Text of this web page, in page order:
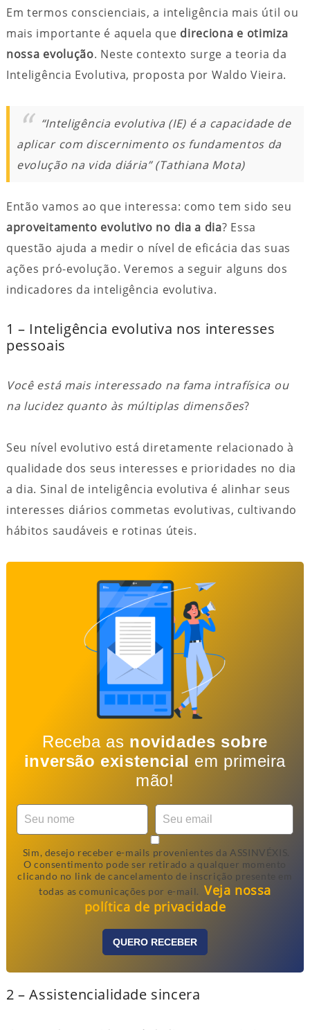
Em termos conscienciais, a inteligência mais útil ou
mais importante é aquela que direciona e otimiza
nossa evolução. Neste contexto surge a teoria da
Inteligência Evolutiva, proposta por Waldo Vieira.
“Inteligência evolutiva (IE) é a capacidade de
aplicar com discernimento os fundamentos da
evolução na vida diária” (Tathiana Mota)
Então vamos ao que interessa: como tem sido seu
aproveitamento evolutivo no dia a dia? Essa
questão ajuda a medir o nível de eficácia das suas
ações pró-evolução. Veremos a seguir alguns dos
indicadores da inteligência evolutiva.
1 – Inteligência evolutiva nos interesses
pessoais
Você está mais interessado na fama intrafísica ou
na lucidez quanto às múltiplas dimensões?
Seu nível evolutivo está diretamente relacionado à
qualidade dos seus interesses e prioridades no dia
a dia. Sinal de inteligência evolutiva é alinhar seus
interesses diários commetas evolutivas, cultivando
hábitos saudáveis e rotinas úteis.
Receba as novidades sobre
inversão existencial em primeira
mão!
Sim, desejo receber e-mails provenientes da ASSINVÉXIS.
O consentimento pode ser retirado a qualquer momento
clicando no link de cancelamento de inscrição presente em
todas as comunicações por e-mail. Veja nossa
política de privacidade
QUERO RECEBER
2 – Assistencialidade sincera